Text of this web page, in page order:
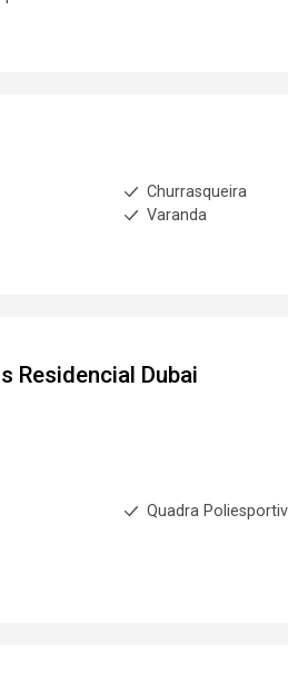
Churrasqueira
Varanda
Residencial Dubai
Quadra